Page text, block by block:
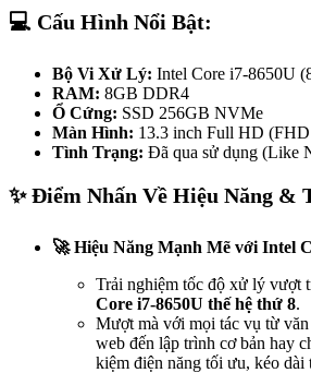
💻 Cấu Hình Nổi Bật:
Bộ Vi Xử Lý: Intel Core i7-8650U
RAM: 8GB DDR4
Ổ Cứng: SSD 256GB NVMe
Màn Hình: 13.3 inch Full HD
Tình Trạng: Đã qua sử dụng (Like
✨Điểm Nhấn Về Hiệu Năng &
🚀 Hiệu Năng Mạnh Mẽ với Intel
Trải nghiệm tốc độ xử lý vượt
Core i7-8650U thế hệ thứ 8.
Mượt mà với mọi tác vụ từ
web đến lập trình cơ bản hay
kiệm điện năng tối ưu, kéo